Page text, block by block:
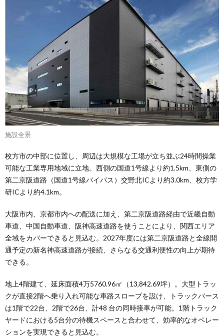
施設全景
枚方市の中部に位置し、周辺は大規模な工場が立ち並ぶ24時間操業
可能な工業専用地域に立地。西側の国道1号線より約1.5km、東側の
第二京阪道路（国道1号線バイパス）交野北ICより約3.0km、枚方学
研ICより約4.1km。
大阪市内、京都市内への配送に加え、第二京阪道路経由で近畿自動
車道、中国自動車道、阪神高速道路を使うことにより、関西エリア
全域をカバーできると見込む。2027年度には第二京阪道路と全線開
通予定の新名神高速道路が接続、さらなる交通利便性の向上が期待
できる。
地上4階建て、延床面積4万5760.96㎡（13,842.69坪）。大型トラッ
クが直接2階へ乗り入れ可能な車路スロープを設け、トラックバース
は1階で22台、2階で26台、計48 台の同時接車が可能。1階トラック
ヤードにおける5台分の待機スペースと合わせて、効率的なオペレー
ションを実現できると見込む。